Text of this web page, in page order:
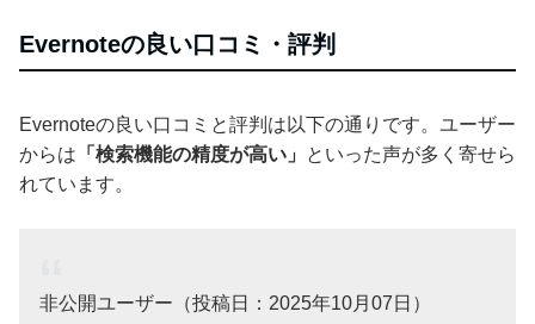
Evernoteの良い口コミ・評判
Evernoteの良い口コミと評判は以下の通りです。ユーザー
からは 「検索機能の精度が高い」
といった声が多く寄せら
れています。
非公開ユーザー（投稿日：2025年10月07日）